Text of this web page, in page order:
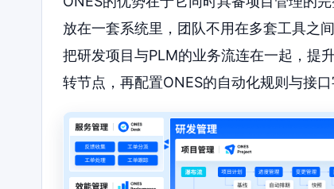
放在一套系统里，团队不用在多套工具之
把研发项目与PLM的业务流连在一起，提
转节点，再配置ONES的自动化规则与接口